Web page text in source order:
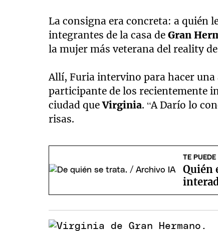
La consigna era concreta: a quién
integrantes de la casa deGran
la mujer más veterana del reality
Allí, Furia intervino para hacer
participante de los recientemente
ciudad queVirginia. “A Darío lo
risas.
TE PUEDE
Quién